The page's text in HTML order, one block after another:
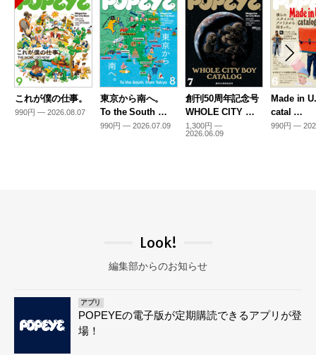
これが僕の仕事。
990円 — 2026.08.07
東京から南へ。
To the South …
990円 — 2026.07.09
創刊50周年記念号
WHOLE CITY …
1,300円 —
2026.06.09
Made in
catal …
990円 —
Look!
編集部からのお知らせ
アプリ
POPEYEの電子版が定期購読できるアプリが登
場！